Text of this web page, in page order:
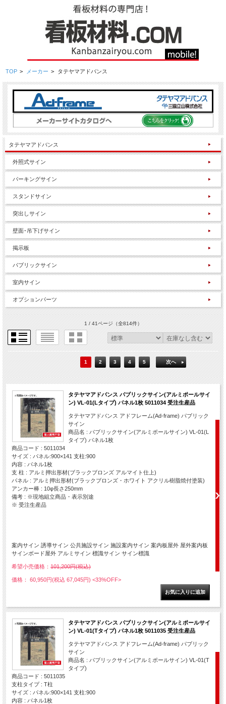
TOP > メーカー > タテヤマアドバンス
タテヤマアドバンス
外照式サイン
パーキングサイン
スタンドサイン
突出しサイン
壁面･吊下げサイン
掲示板
パブリックサイン
室内サイン
オプションパーツ
1 / 41ページ（全814件）
1 2 3 4 5 次へ
タテヤマアドバンス パブリックサイン(アルミポールサイ
ン) VL-01(Lタイプ) パネル1枚 5011034 受注生産品
タテヤマアドバンス アドフレーム(Ad-frame) パブリック
サイン
商品名 : パブリックサイン(アルミポールサイン) VL-01(L
タイプ) パネル1枚
商品コード : 5011034
サイズ : パネル:900×141 支柱:900
内容 : パネル1枚
支 柱 : アルミ押出形材(ブラックブロンズ アルマイト仕上)
パネル : アルミ押出形材(ブラックブロンズ・ホワイト アクリル樹脂焼付塗装)
アンカー棒 : 10φ長さ250mm
備考 : ※現地組立商品・表示別途
※ 受注生産品
案内サイン 誘導サイン 公共施設サイン 施設案内サイン 案内板屋外 屋外案内板
サインボード屋外 アルミサイン 標識サイン サイン標識
希望小売価格： 101,200円(税込)
価格： 60,950円(税込 67,045円) <33%OFF>
タテヤマアドバンス パブリックサイン(アルミポールサイ
ン) VL-01(Tタイプ) パネル1枚 5011035 受注生産品
タテヤマアドバンス アドフレーム(Ad-frame) パブリック
サイン
商品名 : パブリックサイン(アルミポールサイン) VL-01(T
タイプ)
商品コード : 5011035
支柱タイプ : T柱
サイズ : パネル:900×141 支柱:900
内容 : パネル1枚